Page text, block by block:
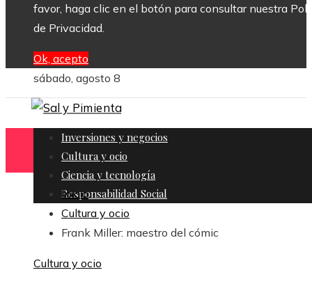
favor, haga clic en el botón para consultar nuestra
de Privacidad.
Ok, acepto
sábado, agosto 8
Inversiones y negocios
Cultura y ocio
Ciencia y tecnología
Responsabilidad Social
Inicio
Cultura y ocio
Frank Miller: maestro del cómic
Cultura y ocio